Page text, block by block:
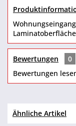
Bewertungen
0
Bewertungen
Ähnliche Artikel